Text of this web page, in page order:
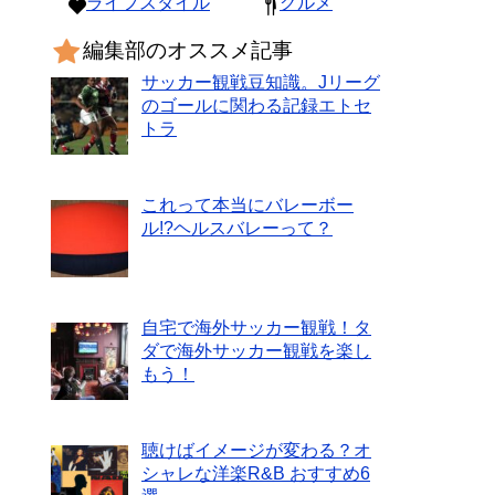
編集部のオススメ記事
サッカー観戦豆知識。Jリーグ
のゴールに関わる記録エトセ
トラ
これって本当にバレーボー
ル!?ヘルスバレーって？
自宅で海外サッカー観戦！タ
ダで海外サッカー観戦を楽し
もう！
聴けばイメージが変わる？オ
シャレな洋楽R&B おすすめ6